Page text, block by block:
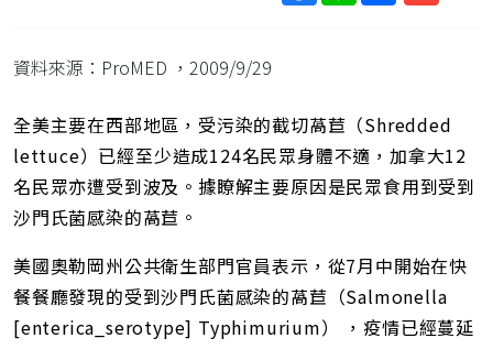
址
資料來源：ProMED ，2009/9/29
全美主要在西部地區，受污染的截切萵苣（Shredded
lettuce）已經至少造成124名民眾身體不適，加拿大12
名民眾亦遭受到波及。據瞭解主要原因是民眾食用到受到
沙門氏菌感染的萵苣。
美國奧勒岡州公共衛生部門官員表示，從7月中開始在快
餐餐廳發現的受到沙門氏菌感染的萵苣（Salmonella
[enterica_serotype] Typhimurium） ，疫情已經蔓延